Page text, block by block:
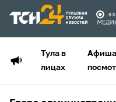
Тула в
лицах